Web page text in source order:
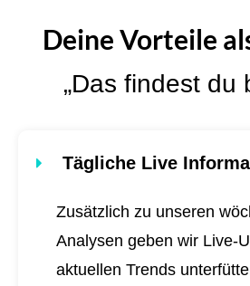
Deine Vorteile
„Das findest du
Tägliche Live
Zusätzlich zu unseren
Analysen geben wir Live-
aktuellen Trends